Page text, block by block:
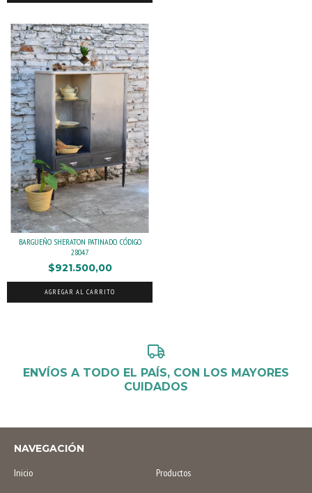
BARGUEÑO SHERATON PATINADO. CÓDIGO
28047
$921.500,00
AGREGAR AL CARRITO
ENVÍOS A TODO EL PAÍS, CON LOS MAYORES
CUIDADOS
NAVEGACIÓN
Inicio
Productos